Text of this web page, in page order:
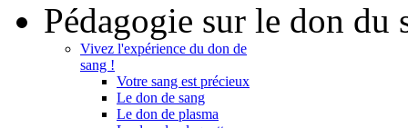
Pédagogie sur le don du
Vivez l'expérience du don de
sang !
Votre sang est précieux
Le don de sang
Le don de plasma